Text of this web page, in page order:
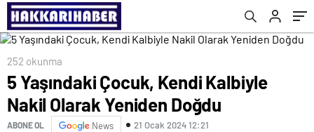
252 okunma
5 Yaşındaki Çocuk, Kendi Kalbiyle
Nakil Olarak Yeniden Doğdu
ABONE OL News 21 Ocak 2024 12:21